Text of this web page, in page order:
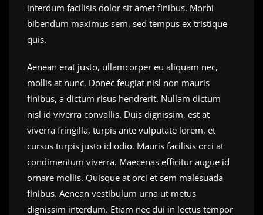
interdum facilisis dolor sit amet finibus. Morbi
bibendum maximus sem, sed tempus ex tristique
quis.
Aenean erat justo, ullamcorper eu aliquam nec,
mollis at nunc. Donec feugiat nisl non mauris
finibus, a dictum risus hendrerit. Nullam dictum
nisl id viverra convallis. Duis dignissim, est at
viverra fringilla, turpis ante vulputate lorem, et
cursus turpis justo id odio. Mauris facilisis orci at
condimentum viverra. Maecenas efficitur augue id
ornare mollis. Quisque at orci et sem malesuada
finibus. Aenean vestibulum urna ut metus
dignissim interdum. Etiam nec dui in lectus tempor